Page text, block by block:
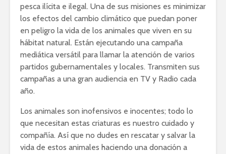
pesca ilícita e ilegal. Una de sus misiones es minimizar
los efectos del cambio climático que puedan poner
en peligro la vida de los animales que viven en su
hábitat natural. Están ejecutando una campaña
mediática versátil para llamar la atención de varios
partidos gubernamentales y locales. Transmiten sus
campañas a una gran audiencia en TV y Radio cada
año.
Los animales son inofensivos e inocentes; todo lo
que necesitan estas criaturas es nuestro cuidado y
compañía. Así que no dudes en rescatar y salvar la
vida de estos animales haciendo una donación a